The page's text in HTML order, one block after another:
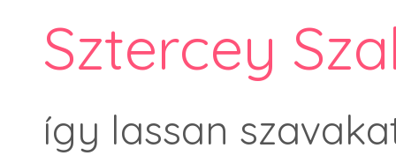
Sztercey
így lassan